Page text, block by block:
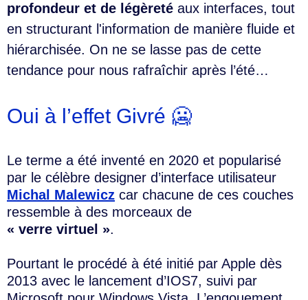
profondeur et de légèreté aux interfaces, tout
en structurant l'information de manière fluide et
hiérarchisée. On ne se lasse pas de cette
tendance pour nous rafraîchir après l’été…
Oui à l’effet Givré 🥶
Le terme a été inventé en 2020 et popularisé
par le célèbre designer d’interface utilisateur
Michal Malewicz car chacune de ces couches
ressemble à des morceaux de
« verre virtuel ».
Pourtant le procédé à été initié par Apple dès
2013 avec le lancement d’IOS7, suivi par